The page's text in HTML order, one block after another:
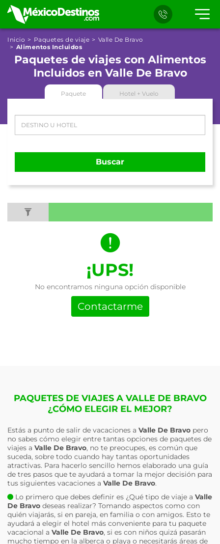
Inicio Paquetes de viaje
Valle De Bravo
Alimentos Incluidos
Paquetes de viajes con Alimentos
Incluidos en Valle De Bravo
Paquete Hotel + Vuelo
Buscar
¡UPS!
No encontramos ninguna opción disponible
Contactarme
PAQUETES DE VIAJES A VALLE DE BRAVO
¿CÓMO ELEGIR EL MEJOR?
Estás a punto de salir de vacaciones a Valle De Bravo pero
no sabes cómo elegir entre tantas opciones de paquetes de
viajes a Valle De Bravo, no te preocupes, es común que
suceda, sobre todo cuando hay tantas oportunidades
atractivas. Para hacerlo sencillo hemos elaborado una guía
de tres pasos que te ayudará a tomar la mejor decisión para
tus siguientes vacaciones a Valle De Bravo.
Lo primero que debes definir es ¿Qué tipo de viaje a Valle
De Bravo deseas realizar? Tomando aspectos como con
quién viajarás, si en pareja, en familia o con amigos. Esto te
ayudará a elegir el hotel más conveniente para tu paquete
vacacional a Valle De Bravo, si es con niños quizá pasarán
mucho tiempo en la alberca o playa o necesitarás áreas de